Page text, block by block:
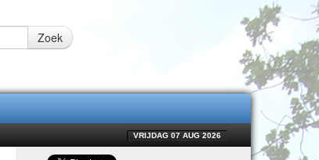
Zoek
VRIJDAG 07 AUG 2026